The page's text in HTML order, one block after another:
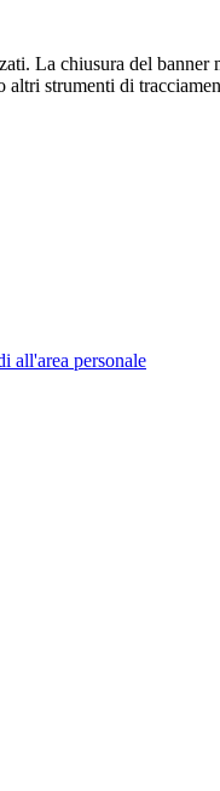
La chiusura del
strumenti di
all'area personale